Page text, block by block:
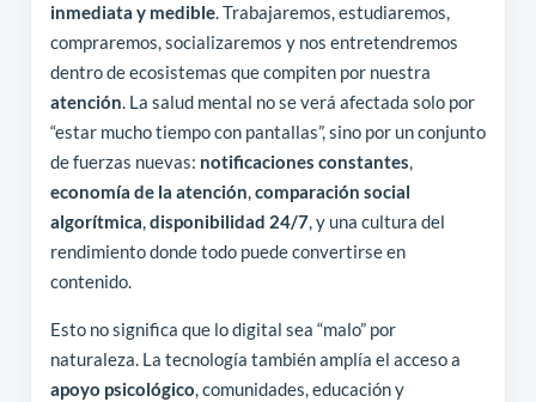
inmediata y medible. Trabajaremos, estudiaremos,
compraremos, socializaremos y nos entretendremos
dentro de ecosistemas que compiten por nuestra
atención. La salud mental no se verá afectada solo por
“estar mucho tiempo con pantallas”, sino por un conjunto
de fuerzas nuevas: notificaciones constantes,
economía de la atención,comparación social
algorítmica,disponibilidad 24/7, y una cultura del
rendimiento donde todo puede convertirse en
contenido.
Esto no significa que lo digital sea “malo” por
naturaleza. La tecnología también amplía el acceso a
apoyo psicológico, comunidades, educación y